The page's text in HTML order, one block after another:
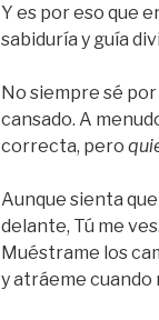
Y es por eso que
sabiduría y guía
No siempre sé
cansado. A
correcta, pero
Aunque sienta
delante, Tú me
Muéstrame los
y atráeme cuando